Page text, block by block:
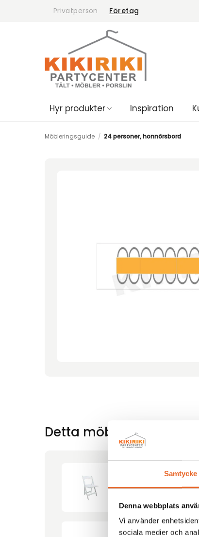
Samtycke
Denna webbplats
Vi använder
sociala medier och
Privatperson Företag
Hyr produkter Inspiration
Möbleringsguide / 24 personer, honnörsbord
Detta möbelförslag
Bröllopsstol